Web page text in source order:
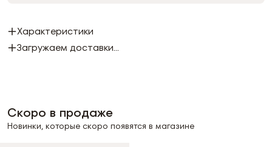
Характеристики
Загружаем доставки...
Скоро в продаже
Новинки, которые скоро появятся в магазине